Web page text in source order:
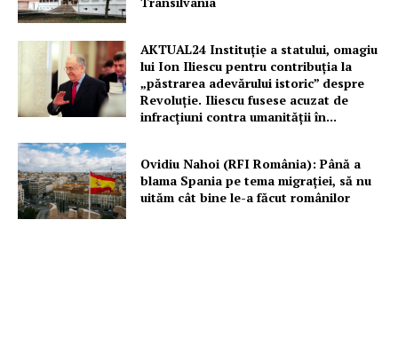
AKTUAL24 Instituție a statului, omagiu
lui Ion Iliescu pentru contribuția la
„păstrarea adevărului istoric” despre
Revoluție. Iliescu fusese acuzat de
infracțiuni contra umanității în...
Ovidiu Nahoi (RFI România): Până a
blama Spania pe tema migrației, să nu
uităm cât bine le-a făcut românilor